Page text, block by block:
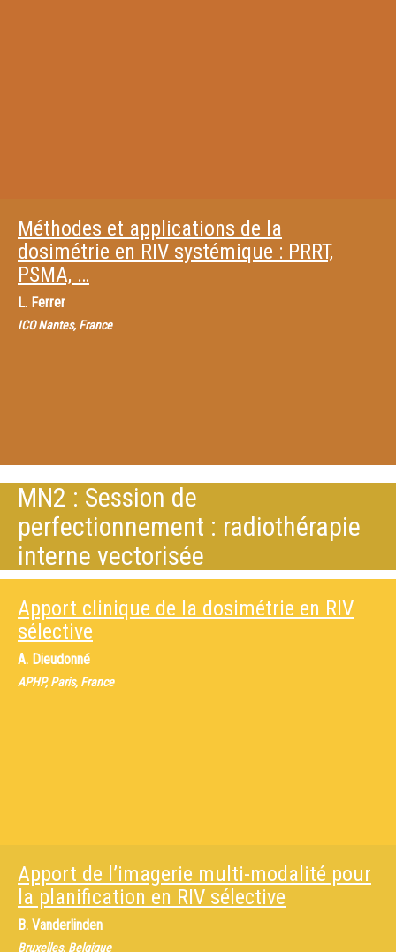
Méthodes et applications de la
dosimétrie en RIV systémique : PRRT,
PSMA, …
L. Ferrer
ICO Nantes, France
MN2 : Session de
perfectionnement : radiothérapie
interne vectorisée
Apport clinique de la dosimétrie en RIV
sélective
A. Dieudonné
APHP, Paris, France
Apport de l’imagerie multi-modalité pour
la planification en RIV sélective
B. Vanderlinden
Bruxelles, Belgique